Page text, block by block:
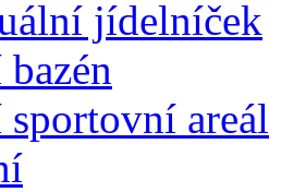
jídelníček
areál